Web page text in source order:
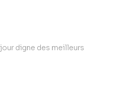
digne des meilleurs